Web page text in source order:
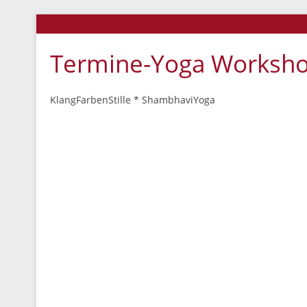
Termine-Yoga
KlangFarbenStille * ShambhaviYoga